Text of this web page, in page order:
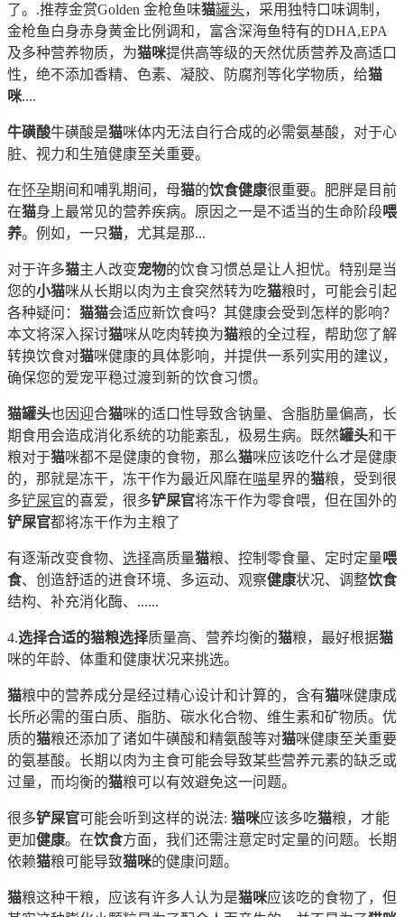
了。.推荐金赏Golden 金枪鱼味猫罐头，采用独特口味调制，
金枪鱼白身赤身黄金比例调和，富含深海鱼特有的DHA,EPA
及多种营养物质，为猫咪提供高等级的天然优质营养及高适口
性，绝不添加香精、色素、凝胶、防腐剂等化学物质，给猫
咪....
牛磺酸牛磺酸是猫咪体内无法自行合成的必需氨基酸，对于心
脏、视力和生殖健康至关重要。
在怀孕期间和哺乳期间，母猫的饮食健康很重要。肥胖是目前
在猫身上最常见的营养疾病。原因之一是不适当的生命阶段喂
养。例如，一只猫，尤其是那...
对于许多猫主人改变宠物的饮食习惯总是让人担忧。特别是当
您的小猫咪从长期以肉为主食突然转为吃猫粮时，可能会引起
各种疑问： 猫猫会适应新饮食吗？其健康会受到怎样的影响？
本文将深入探讨猫咪从吃肉转换为猫粮的全过程，帮助您了解
转换饮食对猫咪健康的具体影响，并提供一系列实用的建议，
确保您的爱宠平稳过渡到新的饮食习惯。
猫罐头也因迎合猫咪的适口性导致含钠量、含脂肪量偏高，长
期食用会造成消化系统的功能紊乱，极易生病。既然罐头和干
粮对于猫咪都不是健康的食物，那么猫咪应该吃什么才是健康
的，那就是冻干，冻干作为最近风靡在喵星界的猫粮，受到很
多铲屎官的喜爱，很多铲屎官将冻干作为零食喂，但在国外的
铲屎官都将冻干作为主粮了
有逐渐改变食物、 选择高质量猫粮、控制零食量、定时定量喂
食、创造舒适的进食环境、多运动、观察健康状况、调整饮食
结构、补充消化酶、......
4.选择合适的猫粮选择质量高、营养均衡的猫粮，最好根据猫
咪的年龄、体重和健康状况来挑选。
猫粮中的营养成分是经过精心设计和计算的，含有猫咪健康成
长所必需的蛋白质、脂肪、碳水化合物、维生素和矿物质。优
质的猫粮还添加了诸如牛磺酸和精氨酸等对猫咪健康至关重要
的氨基酸。长期以肉为主食可能会导致某些营养元素的缺乏或
过量，而均衡的猫粮可以有效避免这一问题。
很多铲屎官可能会听到这样的说法: 猫咪应该多吃猫粮，才能
更加健康。在饮食方面，我们还需注意定时定量的问题。长期
依赖猫粮可能导致猫咪的健康问题。
猫粮这种干粮，应该有许多人认为是猫咪应该吃的食物了，但